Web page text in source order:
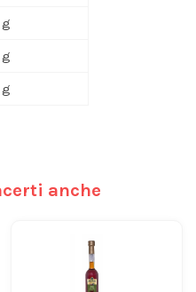
g
g
g
anche